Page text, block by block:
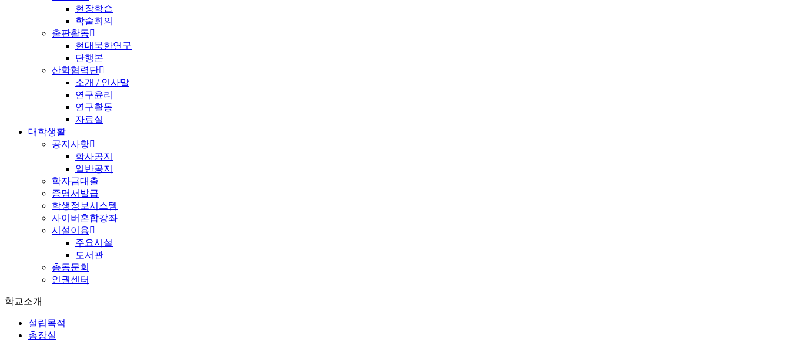
현장학습
학술회의
출판활동
현대북한연구
단행본
산학협력단
소개 / 인사말
연구윤리
연구활동
자료실
대학생활
공지사항
학사공지
일반공지
학자금대출
증명서발급
학생정보시스템
사이버혼합강좌
시설이용
주요시설
도서관
총동문회
인권센터
학교소개
설립목적
총장실